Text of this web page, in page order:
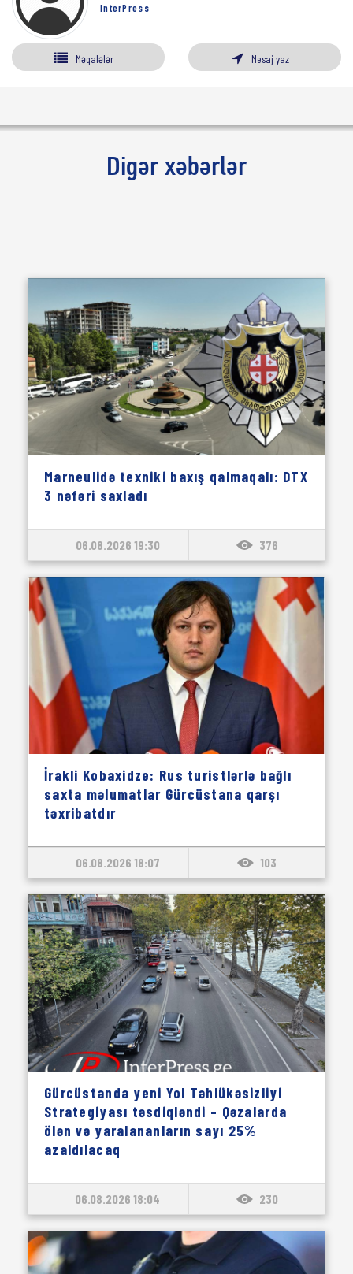
InterPress
Məqalələr Mesaj yaz
Digər xəbərlər
Marneulidə texniki baxış qalmaqalı: DTX
3 nəfəri saxladı
06.08.2026 19:30 376
İrakli Kobaxidze: Rus turistlərlə bağlı
saxta məlumatlar Gürcüstana qarşı
təxribatdır
06.08.2026 18:07 103
Gürcüstanda yeni Yol Təhlükəsizliyi
Strategiyası təsdiqləndi – Qəzalarda
ölən və yaralananların sayı 25%
azaldılacaq
06.08.2026 18:04 230